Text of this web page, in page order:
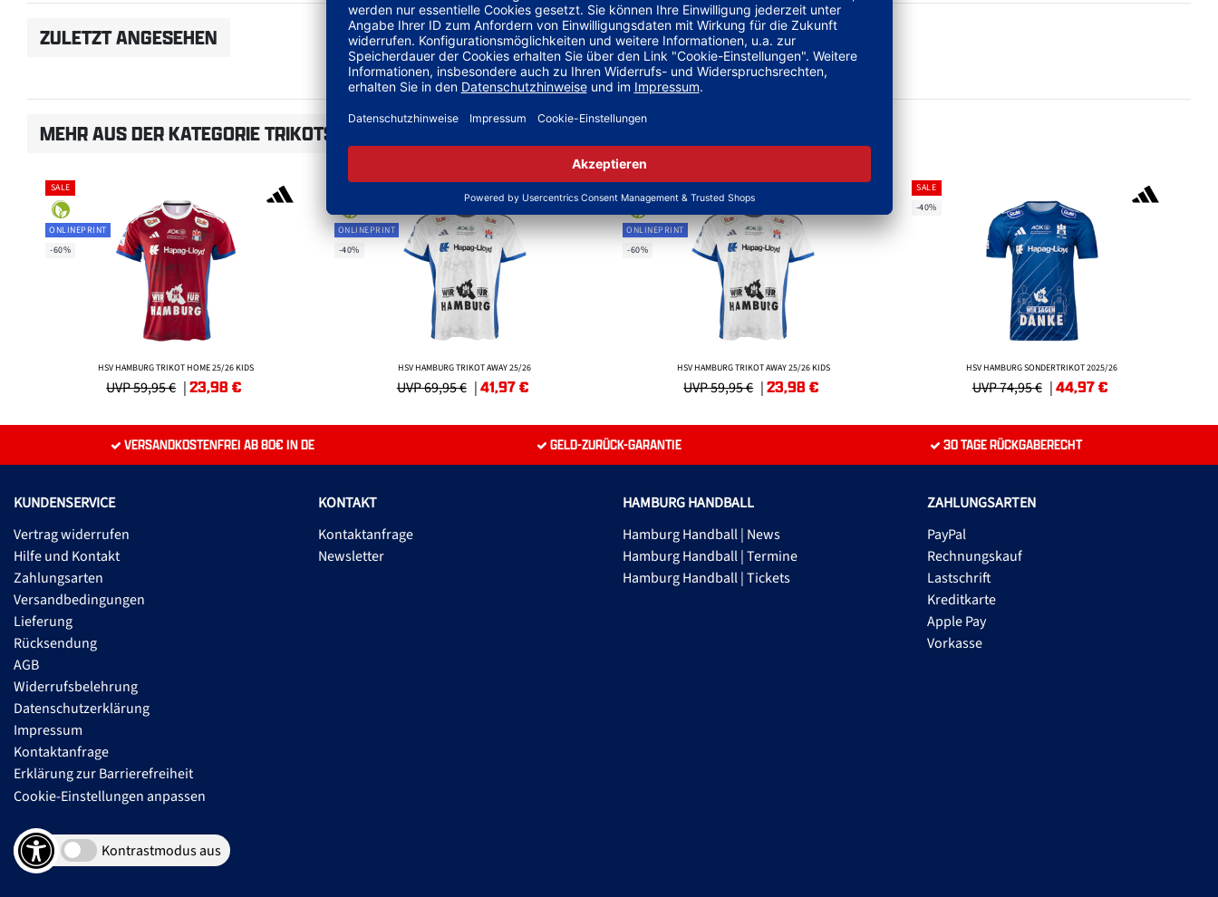
ZULETZT ANGESEHEN
MEHR AUS DER KATEGORIE TRIKOTS
SALE
ONLINEPRINT
-60%
HSV HAMBURG TRIKOT HOME 25/26 KIDS
UVP 59,95 € |23,98 €
ONLINEPRINT
-40%
HSV HAMBURG TRIKOT AWAY 25/26
UVP 69,95 € |41,97€
ONLINEPRINT
-60%
HSV HAMBURG TRIKOT AWAY 25/26 KIDS
UVP 59,95 € |23,98 €
SALE
-40%
HSV HAMBURG SONDERTRIKOT 2025/26
UVP 74,95 € |44,97€
VERSANDKOSTENFREI AB 80€ IN DE GELD-ZURÜCK-GARANTIE 30 TAGE RÜCKGABERECHT
KUNDENSERVICE
Vertrag widerrufen
Hilfe und Kontakt
Zahlungsarten
Versandbedingungen
Lieferung
Rücksendung
AGB
Widerrufsbelehrung
Datenschutzerklärung
Impressum
Kontaktanfrage
Erklärung zur Barrierefreiheit
Cookie-Einstellungen anpassen
Kontrastmodus aus
KONTAKT
Kontaktanfrage
Newsletter
HAMBURG HANDBALL
Hamburg Handball | News
Hamburg Handball | Termine
Hamburg Handball | Tickets
ZAHLUNGSARTEN
PayPal
Rechnungskauf
Lastschrift
Kreditkarte
Apple Pay
Vorkasse